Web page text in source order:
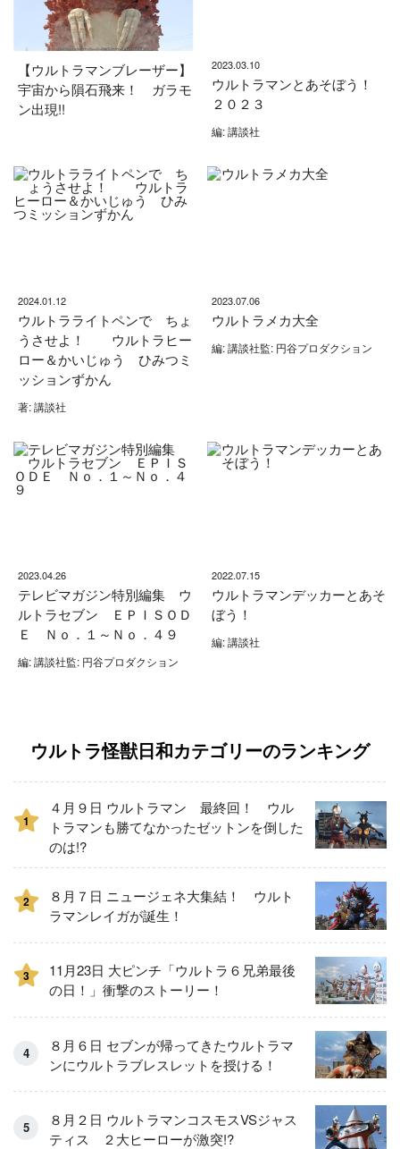
【ウルトラマンブレーザー】
宇宙から隕石飛来！ ガラモ
ン出現!!
2023.03.10
ウルトラマンとあそぼう！
２０２３
編: 講談社
2024.01.12
ウルトラライトペンで ちょ
うさせよ！ ウルトラヒー
ロー＆かいじゅう ひみつミ
ッションずかん
著: 講談社
2023.07.06
ウルトラメカ大全
編: 講談社監: 円谷プロダクション
2023.04.26
テレビマガジン特別編集 ウ
ルトラセブン ＥＰＩＳＯＤ
Ｅ Ｎｏ．１～Ｎｏ．４９
編: 講談社監: 円谷プロダクション
2022.07.15
ウルトラマンデッカーとあそ
ぼう！
編: 講談社
ウルトラ怪獣日和カテゴリーのランキング
1
４月９日 ウルトラマン 最終回！ ウル
トラマンも勝てなかったゼットンを倒した
のは!?
2
８月７日 ニュージェネ大集結！ ウルト
ラマンレイガが誕生！
3
11月23日 大ピンチ「ウルトラ６兄弟最後
の日！」衝撃のストーリー！
８月６日 セブンが帰ってきたウルトラマ
ンにウルトラブレスレットを授ける！
８月２日 ウルトラマンコスモスVSジャス
ティス ２大ヒーローが激突!?